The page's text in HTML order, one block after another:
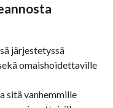
järjestetyssä
omaishoidettaville
sitä vanhemmille